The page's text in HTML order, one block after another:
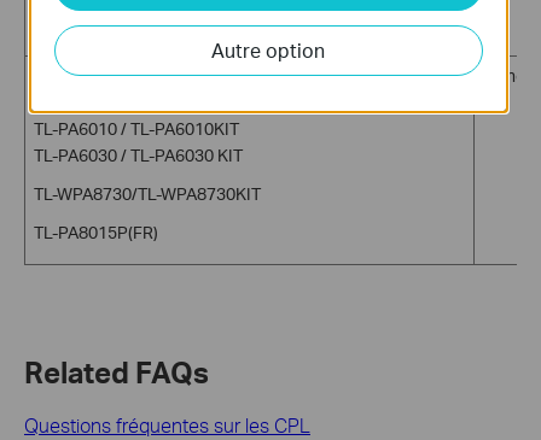
TL-WPA8631P
TL-PA511 / TL-PA511KIT
TL-PA6010 / TL-PA6010KIT
TL-PA6030 / TL-PA6030 KIT
TL-WPA8730/TL-WPA8730KIT
TL-PA8015P(FR)
64
Related FAQs
Questions fréquentes sur les CPL
Autre option